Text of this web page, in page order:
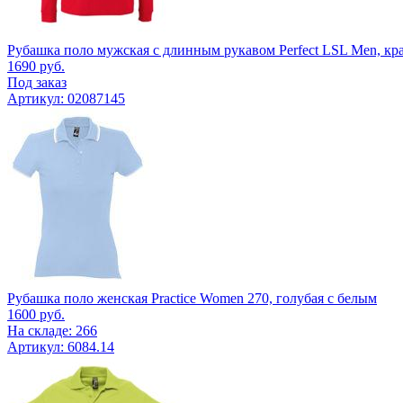
Рубашка поло мужская с длинным рукавом Perfect LSL Men,
1690 руб.
Под заказ
Артикул: 02087145
Рубашка поло женская Practice Women 270, голубая с белым
1600 руб.
На складе: 266
Артикул: 6084.14